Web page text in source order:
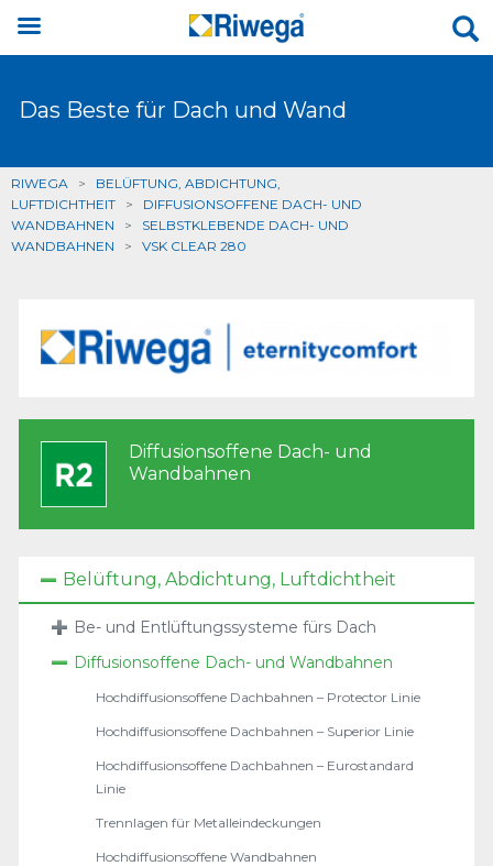
Das Beste für Dach und Wand
RIWEGA > BELÜFTUNG, ABDICHTUNG,
LUFTDICHTHEIT > DIFFUSIONSOFFENE DACH- UND
WANDBAHNEN > SELBSTKLEBENDE DACH- UND
WANDBAHNEN > VSK CLEAR 280
Diffusionsoffene Dach- und
Wandbahnen
Belüftung, Abdichtung, Luftdichtheit
Be- und Entlüftungssysteme fürs Dach
Diffusionsoffene Dach- und Wandbahnen
Hochdiffusionsoffene Dachbahnen – Protector Linie
Hochdiffusionsoffene Dachbahnen – Superior Linie
Hochdiffusionsoffene Dachbahnen – Eurostandard
Linie
Trennlagen für Metalleindeckungen
Hochdiffusionsoffene Wandbahnen